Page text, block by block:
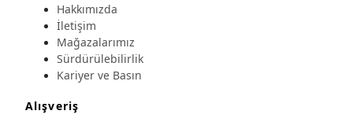
Hakkımızda
İletişim
Mağazalarımız
Sürdürülebilirlik
Kariyer ve Basın
Alışveriş